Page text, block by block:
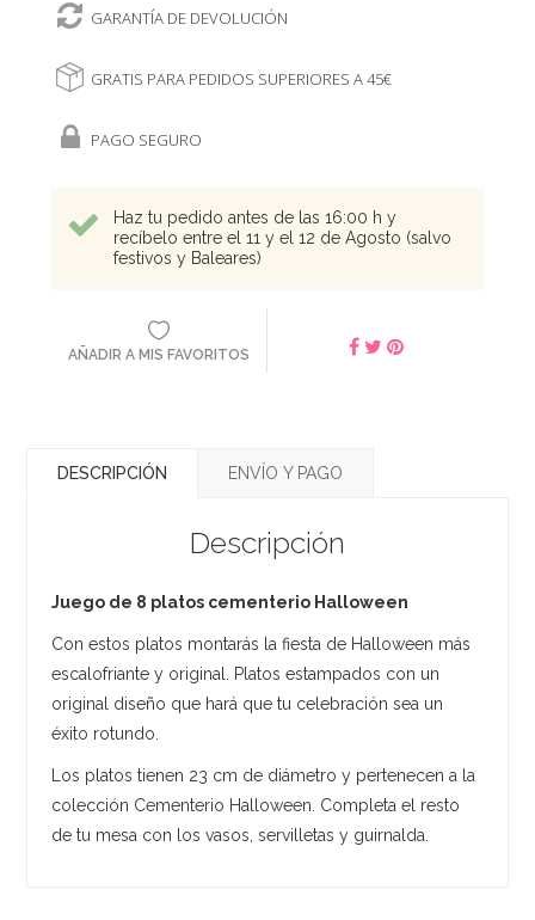
GARANTÍA DE DEVOLUCIÓN
GRATIS PARA PEDIDOS SUPERIORES A 45€
PAGO SEGURO
Haz tu pedido antes de las 16:00 h y
recíbelo entre el 11 y el 12 de Agosto (salvo
festivos y Baleares)
AÑADIR A MIS FAVORITOS
DESCRIPCIÓN ENVÍO Y PAGO
Descripción
Juego de 8 platos cementerio Halloween
Con estos platos montarás la fiesta de Halloween más
escalofriante y original. Platos estampados con un
original diseño que hará que tu celebración sea un
éxito rotundo.
Los platos tienen 23 cm de diámetro y pertenecen a la
colección Cementerio Halloween. Completa el resto
de tu mesa con los vasos, servilletas y guirnalda.